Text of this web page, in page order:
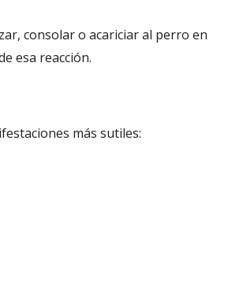
consolar o acariciar al perro en
esa reacción.
más sutiles: